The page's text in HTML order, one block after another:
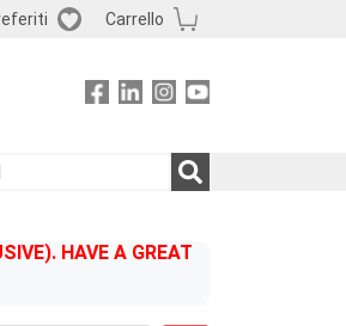
Carrello
HAVE A GREAT